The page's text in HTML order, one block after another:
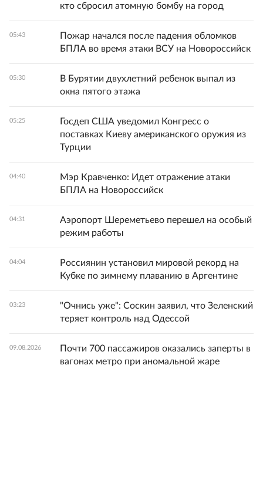
кто сбросил атомную бомбу на город
05:43
Пожар начался после падения обломков
БПЛА во время атаки ВСУ на Новороссийск
05:30
В Бурятии двухлетний ребенок выпал из
окна пятого этажа
05:25
Госдеп США уведомил Конгресс о
поставках Киеву американского оружия из
Турции
04:40
Мэр Кравченко: Идет отражение атаки
БПЛА на Новороссийск
04:31
Аэропорт Шереметьево перешел на особый
режим работы
04:04
Россиянин установил мировой рекорд на
Кубке по зимнему плаванию в Аргентине
03:23
"Очнись уже": Соскин заявил, что Зеленский
теряет контроль над Одессой
09.08.2026
Почти 700 пассажиров оказались заперты в
вагонах метро при аномальной жаре